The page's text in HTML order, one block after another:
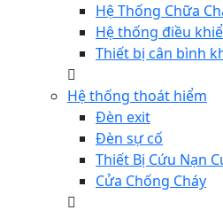
Hệ Thống Chữa
Hệ thống điều
Thiết bị cân bình
Hệ thống thoát hiểm
Đèn exit
Đèn sự cố
Thiết Bị Cứu Nạn
Cửa Chống Cháy